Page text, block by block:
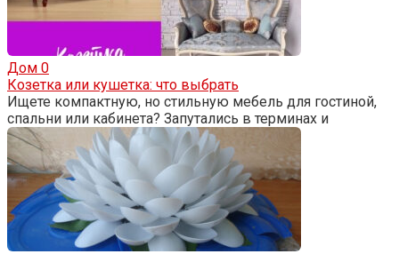
Дом 0
Козетка или кушетка: что выбрать
Ищете компактную, но стильную мебель для гостиной,
спальни или кабинета? Запутались в терминах и